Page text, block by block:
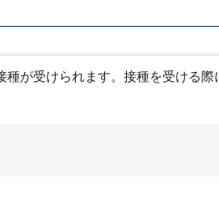
が受けられます。接種を受ける